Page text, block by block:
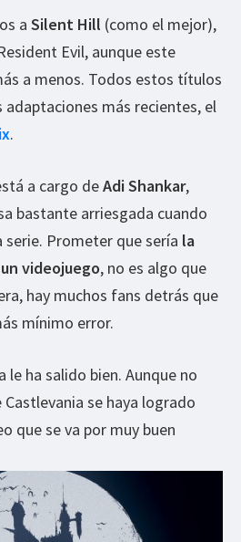
a Silent Hill (como el mejor),
Evil, aunque este
a menos. Todos estos títulos
adaptaciones más recientes, el
.
a cargo deAdi Shankar,
bastante arriesgada cuando
Prometer que sería la
videojuego, no es algo que
hay muchos fans detrás que
mínimo error.
le ha salido bien. Aunque no
se haya logrado
que se va por muy buen